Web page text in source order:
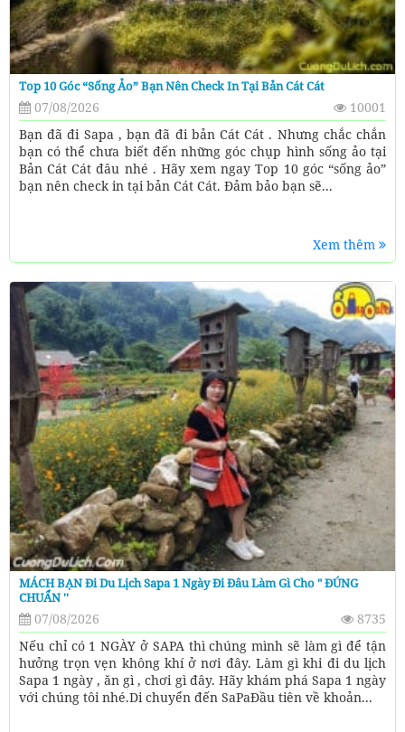
Top 10 Góc “sống Ảo” Bạn Nên Check In Tại Bản Cát Cát
07/08/2026
10001
Bạn đã đi Sapa , bạn đã đi bản Cát Cát . Nhưng chắc chắn
bạn có thể chưa biết đến những góc chụp hình sống ảo tại
Bản Cát Cát đâu nhé . Hãy xem ngay Top 10 góc “sống ảo”
bạn nên check in tại bản Cát Cát. Đảm bảo bạn sẽ...
Xem thêm
MÁCH BẠN Đi Du Lịch Sapa 1 Ngày Đi Đâu Làm Gì Cho " ĐÚNG
CHUẨN ''
07/08/2026
8735
Nếu chỉ có 1 NGÀY ở SAPA thì chúng mình sẽ làm gì để tận
hưởng trọn vẹn không khí ở nơi đây. Làm gì khi đi du lịch
Sapa 1 ngày , ăn gì , chơi gì đây. Hãy khám phá Sapa 1 ngày
với chúng tôi nhé.Di chuyển đến SaPaĐầu tiên về khoản...